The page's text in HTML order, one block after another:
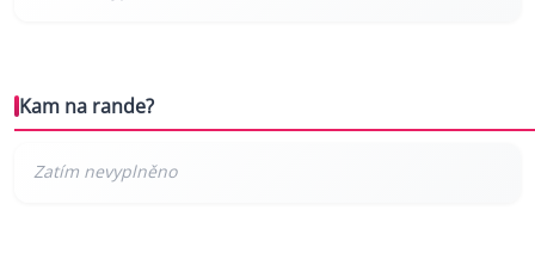
Kam na rande?